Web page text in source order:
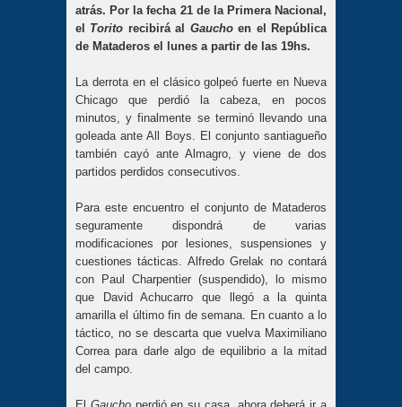
atrás. Por la fecha 21 de la Primera Nacional,
el Torito recibirá al Gauchoen el República
de Mataderos el lunes a partir de las 19hs.
La derrota en el clásico golpeó fuerte en Nueva
Chicago que perdió la cabeza, en pocos
minutos, y finalmente se terminó llevando una
goleada ante All Boys. El conjunto santiagueño
también cayó ante Almagro, y viene de dos
partidos perdidos consecutivos.
Para este encuentro el conjunto de Mataderos
seguramente dispondrá de varias
modificaciones por lesiones, suspensiones y
cuestiones tácticas. Alfredo Grelak no contará
con Paul Charpentier (suspendido), lo mismo
que David Achucarro que llegó a la quinta
amarilla el último fin de semana. En cuanto a lo
táctico, no se descarta que vuelva Maximiliano
Correa para darle algo de equilibrio a la mitad
del campo.